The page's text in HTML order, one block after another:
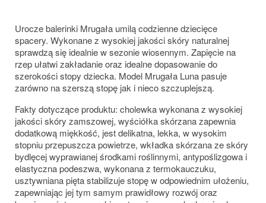
Urocze balerinki Mrugała umilą codzienne dziecięce
spacery. Wykonane z wysokiej jakości skóry naturalnej
sprawdzą się idealnie w sezonie wiosennym. Zapięcie na
rzep ułatwi zakładanie oraz idealne dopasowanie do
szerokości stopy dziecka. Model Mrugała Luna pasuje
zarówno na szerszą stopę jak i nieco szczuplejszą.
Fakty dotyczące produktu: cholewka wykonana z wysokiej
jakości skóry zamszowej, wyściółka skórzana zapewnia
dodatkową miękkość, jest delikatna, lekka, w wysokim
stopniu przepuszcza powietrze, wkładka skórzana ze skóry
bydlęcej wyprawianej środkami roślinnymi, antypoślizgowa i
elastyczna podeszwa, wykonana z termokauczuku,
usztywniana pięta stabilizuje stopę w odpowiednim ułożeniu,
zapewniając jej tym samym prawidłowy rozwój oraz